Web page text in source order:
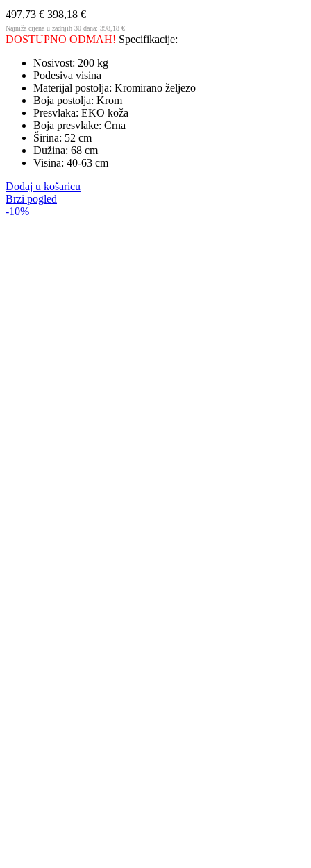
497,73€ 398,18 €
Najniža cijena u zadnjih 30 dana: 398,18 €
DOSTUPNO ODMAH! Specifikacije:
Nosivost: 200 kg
Podesiva visina
Materijal postolja: Kromirano željezo
Boja postolja: Krom
Presvlaka: EKO koža
Boja presvlake: Crna
Širina: 52 cm
Dužina: 68 cm
Visina: 40-63 cm
Dodaj u košaricu
Brzi pogled
-10%